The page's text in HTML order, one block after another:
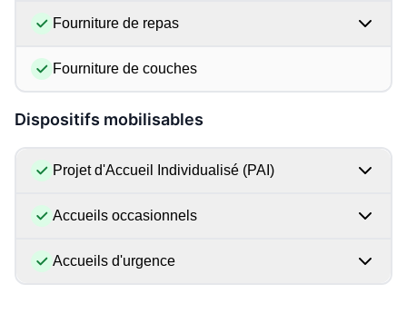
Fourniture de repas
Fourniture de couches
Dispositifs mobilisables
Projet d'Accueil Individualisé (PAI)
Accueils occasionnels
Accueils d'urgence